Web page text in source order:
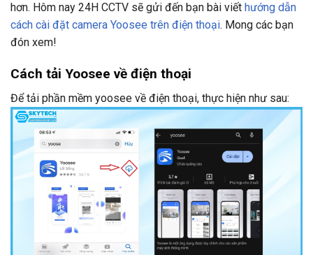
hơn. Hôm nay 24H CCTV sẽ gửi đến bạn bài viết hướng dẫn
cách cài đặt camera Yoosee trên điện thoại. Mong các bạn
đón xem!
Cách tải Yoosee về điện thoại
Để tải phần mềm yoosee về điện thoại, thực hiện như sau: